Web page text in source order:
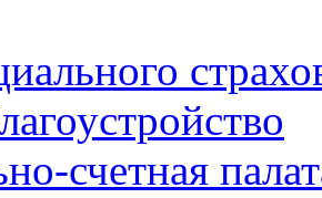
счетная